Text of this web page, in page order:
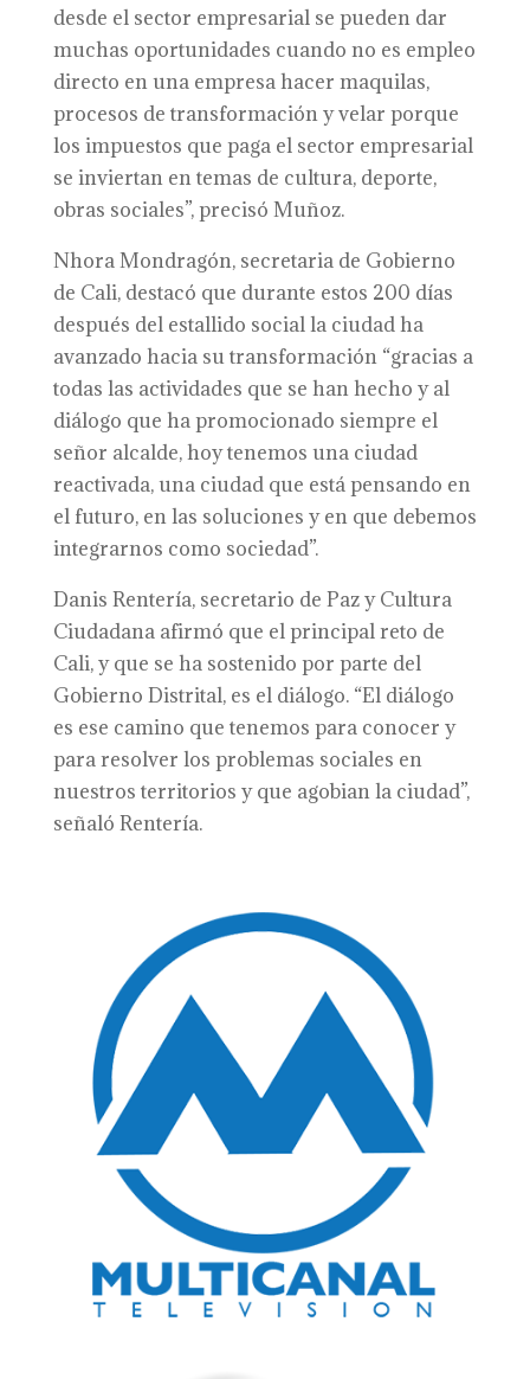
desde el sector empresarial se pueden dar
muchas oportunidades cuando no es empleo
directo en una empresa hacer maquilas,
procesos de transformación y velar porque
los impuestos que paga el sector empresarial
se inviertan en temas de cultura, deporte,
obras sociales”, precisó Muñoz.
Nhora Mondragón, secretaria de Gobierno
de Cali, destacó que durante estos 200 días
después del estallido social la ciudad ha
avanzado hacia su transformación “gracias a
todas las actividades que se han hecho y al
diálogo que ha promocionado siempre el
señor alcalde, hoy tenemos una ciudad
reactivada, una ciudad que está pensando en
el futuro, en las soluciones y en que debemos
integrarnos como sociedad”.
Danis Rentería, secretario de Paz y Cultura
Ciudadana afirmó que el principal reto de
Cali, y que se ha sostenido por parte del
Gobierno Distrital, es el diálogo. “El diálogo
es ese camino que tenemos para conocer y
para resolver los problemas sociales en
nuestros territorios y que agobian la ciudad”,
señaló Rentería.